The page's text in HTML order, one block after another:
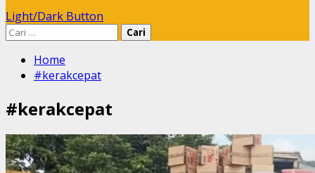
Light/Dark Button
Cari
Home
#kerakcepat
#kerakcepat